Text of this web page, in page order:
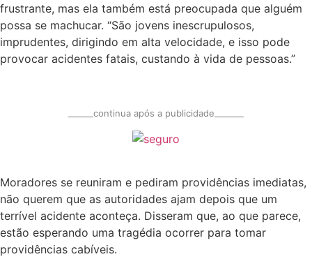
frustrante, mas ela também está preocupada que alguém
possa se machucar. “São jovens inescrupulosos,
imprudentes, dirigindo em alta velocidade, e isso pode
provocar acidentes fatais, custando à vida de pessoas.”
______continua após a publicidade_______
Moradores se reuniram e pediram providências imediatas,
não querem que as autoridades ajam depois que um
terrível acidente aconteça. Disseram que, ao que parece,
estão esperando uma tragédia ocorrer para tomar
providências cabíveis.